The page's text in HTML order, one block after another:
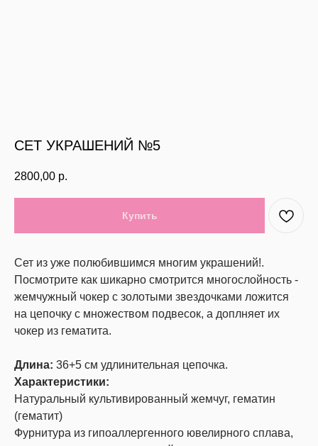
СЕТ УКРАШЕНИЙ №5
2800,00 р.
Купить
Сет из уже полюбившимся многим украшений!.
Посмотрите как шикарно смотрится многослойность -
жемчужный чокер с золотыми звездочками ложится
на цепочку с множеством подвесок, а доплняет их
чокер из гематита.
Длина: 36+5 см удлинительная цепочка.
Характеристики:
Натуральный культивированный жемчуг, гематин
(гематит)
Фурнитура из гипоаллергенного ювелирного сплава,